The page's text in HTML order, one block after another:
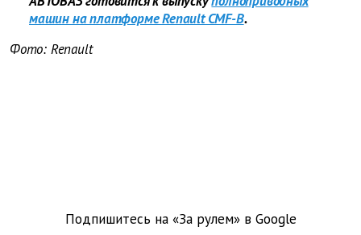
машин на платформе Renault CMF-B.
Фото: Renault
Подпишитесь на «За рулем» в Google